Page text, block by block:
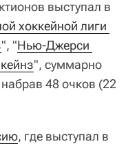
выступал в
хоккейной лиги
", "Нью-Джерси
", суммарно
48 очков (22
, где выступал в